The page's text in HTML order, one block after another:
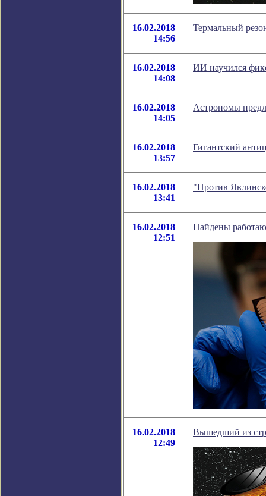
16.02.2018
14:56
Термальный
16.02.2018
14:08
ИИ научился
16.02.2018
14:05
Астрономы
16.02.2018
13:57
Гигантский
16.02.2018
13:41
"Против
16.02.2018
12:51
Найдены
16.02.2018
12:49
Вышедший из